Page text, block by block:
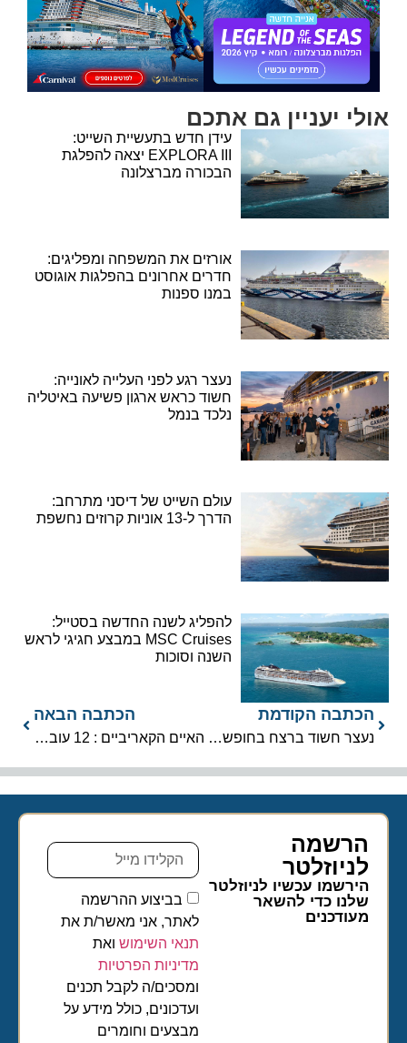
אולי יעניין גם אתכם
עידן חדש בתעשיית השייט:
EXPLORA III יצאה להפלגת
הבכורה מברצלונה
אורזים את המשפחה ומפליגים:
חדרים אחרונים בהפלגות אוגוסט
במנו ספנות
נעצר רגע לפני העלייה לאונייה:
חשוד כראש ארגון פשיעה באיטליה
נלכד בנמל
עולם השייט של דיסני מתרחב:
הדרך ל-13 אוניות קרוזים נחשפת
להפליג לשנה החדשה בסטייל:
MSC Cruises במבצע חגיגי לראש
השנה וסוכות
הכתבה הקודמת
נעצר חשוד ברצח בחופשת קרוזים, באזור איי בהאמה
הכתבה הבאה
האיים הקאריביים : 12 עובדות שיגרמו לכם לארוז מזוודות
הרשמה
לניוזלטר​
הירשמו עכשיו לניוזלטר
שלנו כדי להשאר
מעודכנים
בביצוע ההרשמה
לאתר, אני מאשר/ת את
תנאי השימושואת
מדיניות הפרטיות
ומסכים/ה לקבל תכנים
ועדכונים, כולל מידע על
מבצעים וחומרים